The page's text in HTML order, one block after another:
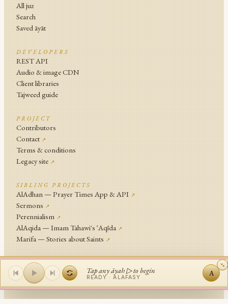
All juz
Search
Saved āyāt
DEVELOPERS
REST API
Audio & image CDN
Client libraries
Tajweed guide
PROJECT
Contributors
Contact ↗
Terms & conditions
Legacy site ↗
SIBLING PROJECTS
AlAdhan — Prayer Times App & API ↗
Sermons ↗
Perennialism ↗
AlAqida — Imam Tahawi's ʿAqīda ↗
Marifa — Stories about Saints ↗
An Islamic NetworkProject .
© Islamic Network and contributors since 2014
Tap any āyah ▷ to begin
READY ·ALAFASY A